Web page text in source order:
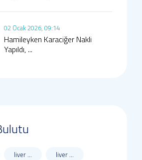
02 Ocak 2026, 09:14
Hamileyken Karaciğer Nakli
Yapıldı, ...
liver ... liver ...